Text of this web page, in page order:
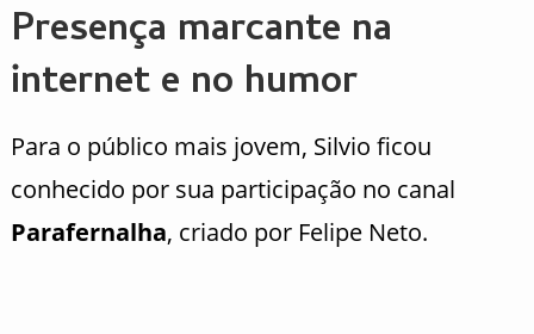
Presença marcante na
internet e no humor
Para o público mais jovem, Silvio ficou
conhecido por sua participação no canal
Parafernalha, criado por Felipe Neto.